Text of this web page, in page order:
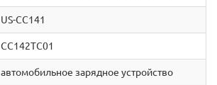
US-CC141
CC142TC01
автомобильное зарядное устройство